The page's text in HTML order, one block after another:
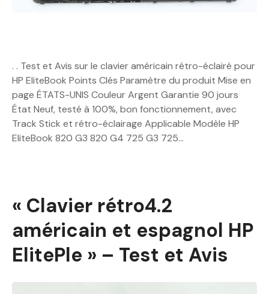
. . Test et Avis sur le clavier américain rétro-éclairé pour
HP EliteBook Points Clés Paramètre du produit Mise en
page ÉTATS-UNIS Couleur Argent Garantie 90 jours
État Neuf, testé à 100%, bon fonctionnement, avec
Track Stick et rétro-éclairage Applicable Modèle HP
EliteBook 820 G3 820 G4 725 G3 725…
« Clavier rétro4.2
américain et espagnol HP
ElitePle » – Test et Avis